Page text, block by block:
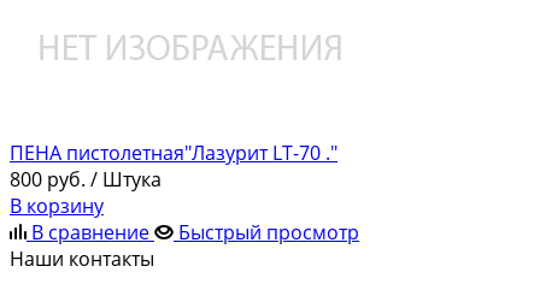
ПЕНА пистолетная"Лазурит LT-70 ."
800 руб. / Штука
В корзину
В сравнение
Быстрый просмотр
Наши контакты